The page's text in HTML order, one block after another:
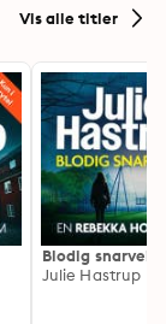
Vis alle titler
Blodig snarvei
Julie Hastrup